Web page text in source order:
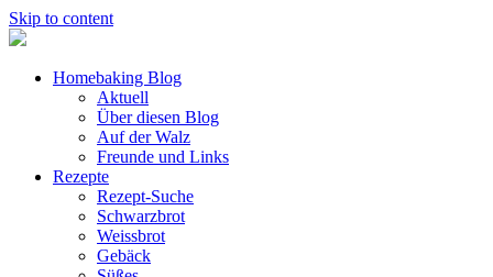
Skip to content
Homebaking Blog
Aktuell
Über diesen Blog
Auf der Walz
Freunde und Links
Rezepte
Rezept-Suche
Schwarzbrot
Weissbrot
Gebäck